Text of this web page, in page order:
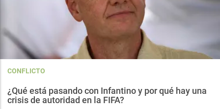
CONFLICTO
¿Qué está pasando con Infantino y por qué hay una
crisis de autoridad en la FIFA?